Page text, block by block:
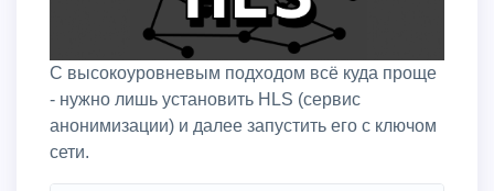
С высокоуровневым подходом всё куда проще
- нужно лишь установить HLS (сервис
анонимизации) и далее запустить его с ключом
сети.